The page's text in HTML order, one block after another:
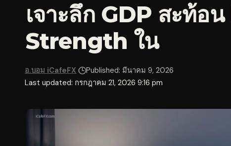
เจาะลึก GDP สะท้
Strength ใน
Last updated: กรกฎาคม 21, 2026 9:16 pm
อ.บอม iCafeFX Published: มีนาคม 9, 2026